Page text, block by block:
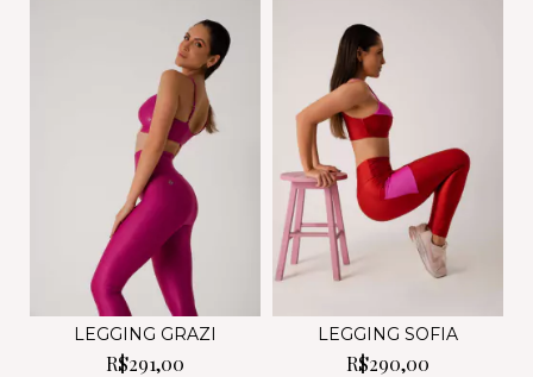
LEGGING GRAZI
R$291,00
LEGGING SOFIA
R$290,00